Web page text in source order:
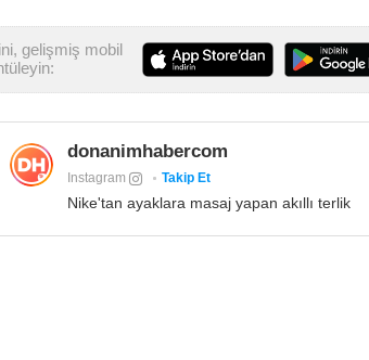
gelişmiş mobil
donanimhabercom
Instagram Takip Et
Nike'tan ayaklara masaj yapan akıllı terlik